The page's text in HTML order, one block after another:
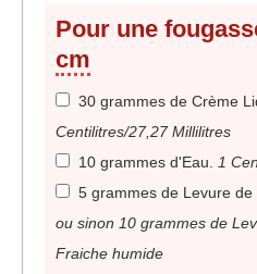
Pour une
cm
30 grammes de Crème
Centilitres/27,27 Millilitres
10 grammes d'Eau. 1
5 grammes de Levure
ou sinon 10 grammes de
Fraiche humide